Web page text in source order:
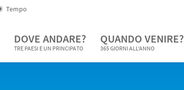
Tempo
DOVE ANDARE?
TRE PAESI E UN PRINCIPATO
QUANDO VENIRE?
365 GIORNI ALL'ANNO